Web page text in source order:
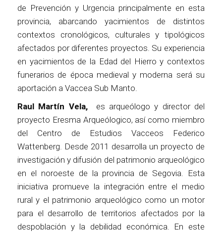
de Prevención y Urgencia principalmente en esta
provincia, abarcando yacimientos de distintos
contextos cronológicos, culturales y tipológicos
afectados por diferentes proyectos. Su experiencia
en yacimientos de la Edad del Hierro y contextos
funerarios de época medieval y moderna será su
aportación a Vaccea Sub Manto.
Raul Martín Vela,es arqueólogo y director del
proyecto Eresma Arqueólogico, así como miembro
del Centro de Estudios Vacceos Federico
Wattenberg. Desde 2011 desarrolla un proyecto de
investigación y difusión del patrimonio arqueológico
en el noroeste de la provincia de Segovia. Esta
iniciativa promueve la integración entre el medio
rural y el patrimonio arqueológico como un motor
para el desarrollo de territorios afectados por la
despoblación y la debilidad económica. En este